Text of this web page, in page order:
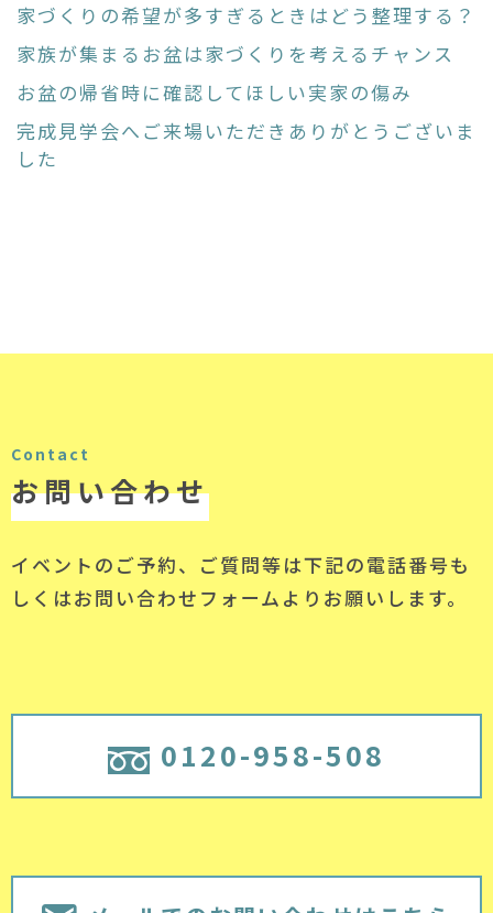
家づくりの希望が多すぎるときはどう整理する？
家族が集まるお盆は家づくりを考えるチャンス
お盆の帰省時に確認してほしい実家の傷み
完成見学会へご来場いただきありがとうございま
した
Contact
お問い合わせ
イベントのご予約、ご質問等は下記の電話番号も
しくはお問い合わせフォームよりお願いします。
0120-958-508